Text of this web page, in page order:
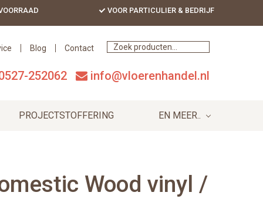
VOOR PARTICULIER & BEDRIJF
Blog Contact
252062 info@vloerenhandel.nl
PROJECTSTOFFERING EN MEER..
Wood vinyl /